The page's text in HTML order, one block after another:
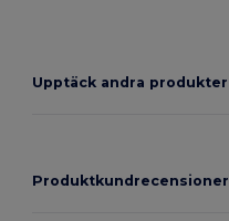
Upptäck andra produkter
Produktkundrecensioner